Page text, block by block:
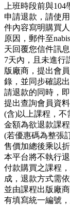
上班時段前與
申請退款，請使
件內容寫明購買
原因，郵件至
天回覆您信件訊
7天內，且未進行
版廠商，提出會
錄，並同步確認
請退款的同時，
提出查詢會員資
(含)以上課程，不
金額為欲退款課
(若優惠碼為整張
售價加總後乘以
本平台將不執行
付款購買之課程
成，退款方式需
並由課程出版廠
有填寫統一編號